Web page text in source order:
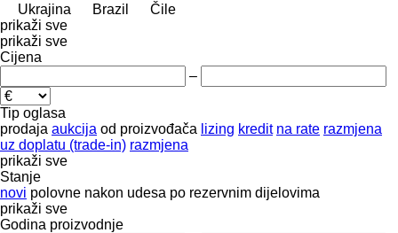
Ukrajina
Brazil
Čile
prikaži sve
prikaži sve
Cijena
–
Tip oglasa
prodaja aukcija od proizvođača lizing kredit na rate razmjena
uz doplatu (trade-in) razmjena
prikaži sve
Stanje
novi polovne nakon udesa po rezervnim dijelovima
prikaži sve
Godina proizvodnje